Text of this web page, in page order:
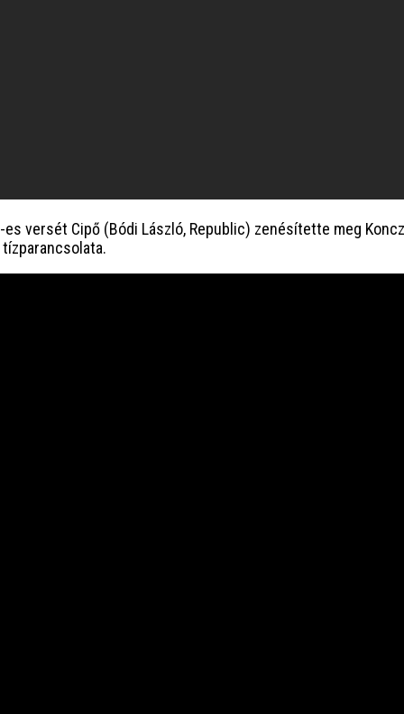
versét Cipő (Bódi László, Republic) zenésítette meg